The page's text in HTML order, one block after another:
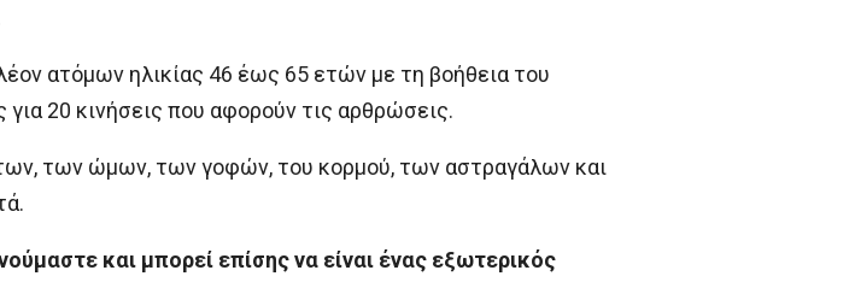
ατόμων ηλικίας 46 έως 65 ετών με τη βοήθεια του
20 κινήσεις που αφορούν τις αρθρώσεις.
των ώμων, των γοφών, του κορμού, των αστραγάλων και
και μπορεί επίσης να είναι ένας εξωτερικός